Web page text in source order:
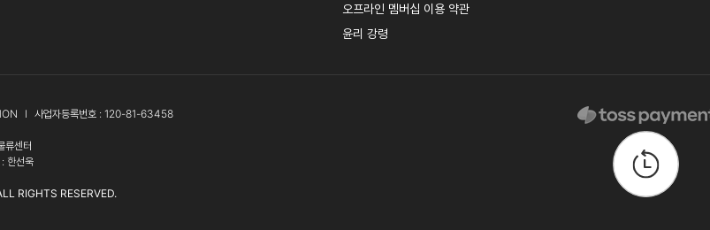
오프라인 멤버십 이용 약관
윤리 강령
l
사업자등록번호 : 120-81-63458
류센터
한선욱
RIGHTS RESERVED.